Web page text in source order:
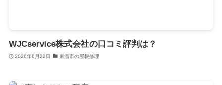
WJCservice株式会社の口コミ評判は？
2026年6月22日 東温市の屋根修理